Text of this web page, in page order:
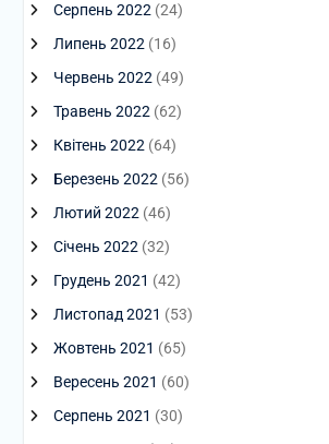
Серпень 2022(24)
Липень 2022(16)
Червень 2022(49)
Травень 2022(62)
Квітень 2022(64)
Березень 2022(56)
Лютий 2022(46)
Січень 2022(32)
Грудень 2021 (42)
Листопад 2021 (53)
Жовтень 2021 (65)
Вересень 2021 (60)
Серпень 2021 (30)